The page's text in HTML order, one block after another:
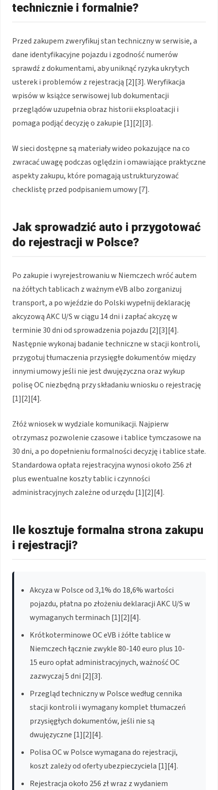
technicznie i formalnie?
Przed zakupem zweryfikuj stan techniczny w serwisie, a
dane identyfikacyjne pojazdu i zgodność numerów
sprawdź z dokumentami, aby uniknąć ryzyka ukrytych
usterek i problemów z rejestracją [2][3]. Weryfikacja
wpisów w książce serwisowej lub dokumentacji
przeglądów uzupełnia obraz historii eksploatacji i
pomaga podjąć decyzję o zakupie [1][2][3].
W sieci dostępne są materiały wideo pokazujące na co
zwracać uwagę podczas oględzin i omawiające praktyczne
aspekty zakupu, które pomagają ustrukturyzować
checklistę przed podpisaniem umowy [7].
Jak sprowadzić auto i przygotować
do rejestracji w Polsce?
Po zakupie i wyrejestrowaniu w Niemczech wróć autem
na żółtych tablicach z ważnym eVB albo zorganizuj
transport, a po wjeździe do Polski wypełnij deklarację
akcyzową AKC U/S w ciągu 14 dni i zapłać akcyzę w
terminie 30 dni od sprowadzenia pojazdu [2][3][4].
Następnie wykonaj badanie techniczne w stacji kontroli,
przygotuj tłumaczenia przysięgłe dokumentów między
innymi umowy jeśli nie jest dwujęzyczna oraz wykup
polisę OC niezbędną przy składaniu wniosku o rejestrację
[1][2][4].
Złóż wniosek w wydziale komunikacji. Najpierw
otrzymasz pozwolenie czasowe i tablice tymczasowe na
30 dni, a po dopełnieniu formalności decyzję i tablice stałe.
Standardowa opłata rejestracyjna wynosi około 256 zł
plus ewentualne koszty tablic i czynności
administracyjnych zależne od urzędu [1][2][4].
Ile kosztuje formalna strona zakupu
i rejestracji?
Akcyza w Polsce od 3,1% do 18,6% wartości
pojazdu, płatna po złożeniu deklaracji AKC U/S w
wymaganych terminach [1][2][4].
Krótkoterminowe OC eVB i żółte tablice w
Niemczech łącznie zwykle 80-140 euro plus 10-
15 euro opłat administracyjnych, ważność OC
zazwyczaj 5 dni [2][3].
Przegląd techniczny w Polsce według cennika
stacji kontroli i wymagany komplet tłumaczeń
przysięgłych dokumentów, jeśli nie są
dwujęzyczne [1][2][4].
Polisa OC w Polsce wymagana do rejestracji,
koszt zależy od oferty ubezpieczyciela [1][4].
Rejestracja około 256 zł wraz z wydaniem